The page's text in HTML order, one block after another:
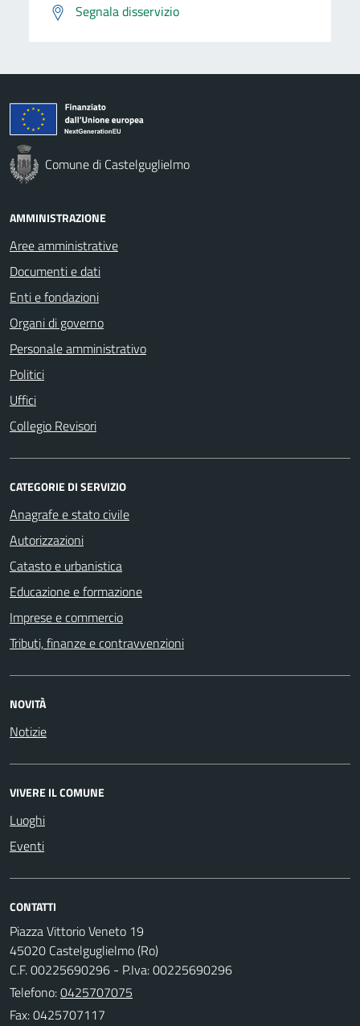
Segnala disservizio
Comune di Castelguglielmo
AMMINISTRAZIONE
Aree amministrative
Documenti e dati
Enti e fondazioni
Organi di governo
Personale amministrativo
Politici
Uffici
Collegio Revisori
CATEGORIE DI SERVIZIO
Anagrafe e stato civile
Autorizzazioni
Catasto e urbanistica
Educazione e formazione
Imprese e commercio
Tributi, finanze e contravvenzioni
NOVITÀ
Notizie
VIVERE IL COMUNE
Luoghi
Eventi
CONTATTI
Piazza Vittorio Veneto 19
45020 Castelguglielmo (Ro)
C.F. 00225690296 - P.Iva: 00225690296
Telefono:0425707075
Fax: 0425707117